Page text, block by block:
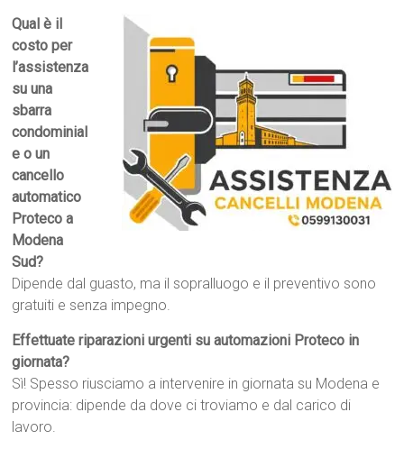
Qual è il
costo per
l’assistenza
su una
sbarra
condominial
e o un
cancello
automatico
Proteco a
Modena
Sud?
Dipende dal guasto, ma il sopralluogo e il preventivo sono
gratuiti e senza impegno.
Effettuate riparazioni urgenti su automazioni Proteco in
giornata?
Sì! Spesso riusciamo a intervenire in giornata su Modena e
provincia: dipende da dove ci troviamo e dal carico di
lavoro.